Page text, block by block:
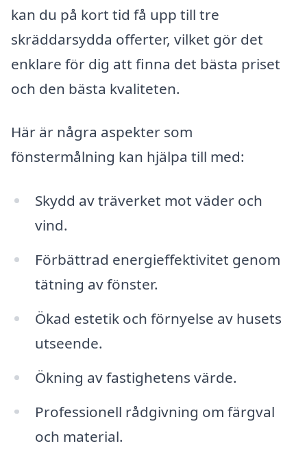
kan du på kort tid få upp till tre
skräddarsydda offerter, vilket gör det
enklare för dig att finna det bästa priset
och den bästa kvaliteten.
Här är några aspekter som
fönstermålning kan hjälpa till med:
Skydd av träverket mot väder och
vind.
Förbättrad energieffektivitet genom
tätning av fönster.
Ökad estetik och förnyelse av husets
utseende.
Ökning av fastighetens värde.
Professionell rådgivning om färgval
och material.